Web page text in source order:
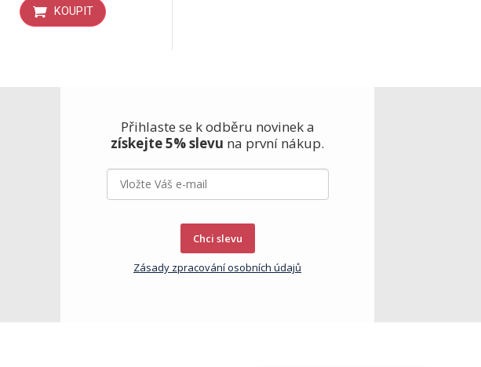
KOUPIT
Přihlaste se k odběru novinek a
získejte 5% slevu na první nákup.
Chci slevu
Zásady zpracování osobních údajů